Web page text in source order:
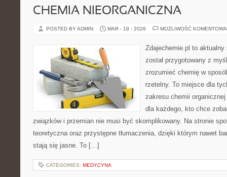
CHEMIA NIEORGANICZNA
POSTED BY ADMIN MAR - 19 - 2026 MOŻLIWOŚĆ
Zdajechemie.pl to
został przygotowany z
zrozumieć chemię w
rzetelny. To miejsce dla
zakresu chemii
dla każdego, kto chce
związków i przemian nie musi być skomplikowany. Na stronie
teoretyczna oraz przystępne tłumaczenia, dzięki którym nawet
stają się jasne. To […]
CATEGORIES: MEDYCYNA